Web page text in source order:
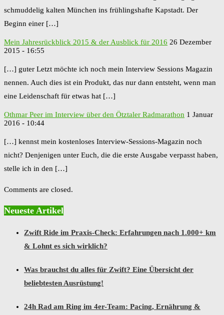
schmuddelig kalten München ins frühlingshafte Kapstadt. Der
Beginn einer […]
Mein Jahresrückblick 2015 & der Ausblick für 2016 26 Dezember
2015 - 16:55
[…] guter Letzt möchte ich noch mein Interview Sessions Magazin
nennen. Auch dies ist ein Produkt, das nur dann entsteht, wenn man
eine Leidenschaft für etwas hat […]
Othmar Peer im Interview über den Ötztaler Radmarathon 1 Januar
2016 - 10:44
[…] kennst mein kostenloses Interview-Sessions-Magazin noch
nicht? Denjenigen unter Euch, die die erste Ausgabe verpasst haben,
stelle ich in den […]
Comments are closed.
Neueste Artikel
Zwift Ride im Praxis-Check: Erfahrungen nach 1.000+ km
& Lohnt es sich wirklich?
Was brauchst du alles für Zwift? Eine Übersicht der
beliebtesten Ausrüstung!
24h Rad am Ring im 4er-Team: Pacing, Ernährung &